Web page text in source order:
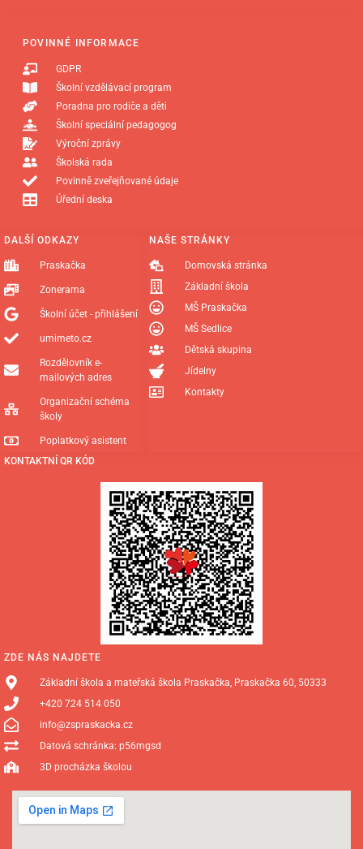
ZDE NÁS NAJDETE
Základní škola a mateřská škola Praskačka, Praskačka 60, 50333
+420 724 514 050
info@zspraskacka.cz
Datová schránka: p56mgsd
3D procházka školou
KONTAKTNÍ QR KÓD
NAŠE STRÁNKY
Domovská stránka
Základní škola
MŠ Praskačka
MŠ Sedlice
Dětská skupina
Jídelny
Kontakty
DALŠÍ ODKAZY
Praskačka
Zonerama
Školní účet - přihlášení
umimeto.cz
Rozdělovník e-
mailových adres
Organizační schéma
školy
Poplatkový asistent
POVINNÉ INFORMACE
GDPR
Školní vzdělávací program
Poradna pro rodiče a děti
Školní speciální pedagogog
Výroční zprávy
Školská rada
Povinně zveřejňované údaje
Úřední deska